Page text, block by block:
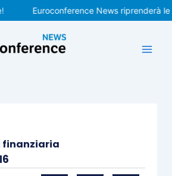
Euroconference News riprenderà le
finanziaria